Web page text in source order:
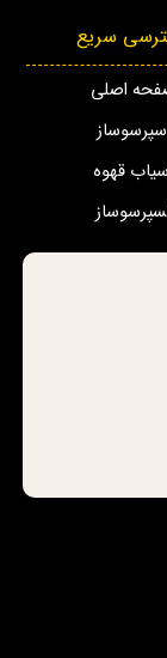
سریع
اصلی
قهوه